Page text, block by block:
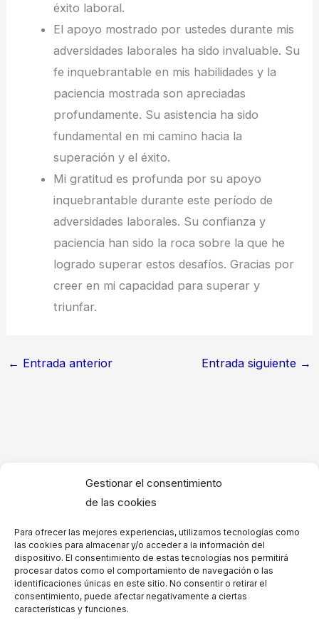
Gestionar el consentimiento
de las cookies
Para ofrecer las mejores experiencias, utilizamos tecnologías como
las cookies para almacenar y/o acceder a la información del
dispositivo. El consentimiento de estas tecnologías nos permitirá
procesar datos como el comportamiento de navegación o las
identificaciones únicas en este sitio. No consentir o retirar el
consentimiento, puede afectar negativamente a ciertas
características y funciones.
éxito laboral.
El apoyo mostrado por ustedes durante mis
adversidades laborales ha sido invaluable. Su
fe inquebrantable en mis habilidades y la
paciencia mostrada son apreciadas
profundamente. Su asistencia ha sido
fundamental en mi camino hacia la
superación y el éxito.
Mi gratitud es profunda por su apoyo
inquebrantable durante este período de
adversidades laborales. Su confianza y
paciencia han sido la roca sobre la que he
logrado superar estos desafíos. Gracias por
creer en mi capacidad para superar y
triunfar.
← Entrada anterior Entrada siguiente →
Agradecimiento a investigadores médicos
Hermosas palabras de Agradecimiento por logros
Agradecimiento por reconocimientos de la
comunidad – Palabras para dedicar
Frases de Agradecimiento por logros familiares
Ejemplos de Agradecimiento a personal de